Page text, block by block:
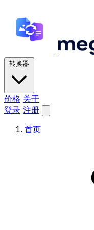
转换器
价格 关于
登录 注册
首页